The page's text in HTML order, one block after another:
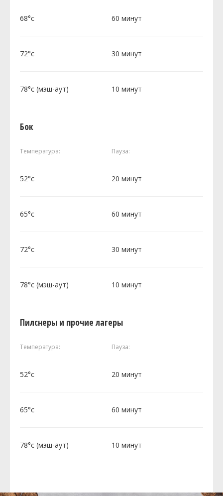
68°c 60 минут
72°c 30 минут
78°c (мэш-аут) 10 минут
Бок
Температура: Пауза:
52°c 20 минут
65°c 60 минут
72°c 30 минут
78°c (мэш-аут) 10 минут
Пилснеры и прочие лагеры
Температура: Пауза:
52°c 20 минут
65°c 60 минут
78°c (мэш-аут) 10 минут